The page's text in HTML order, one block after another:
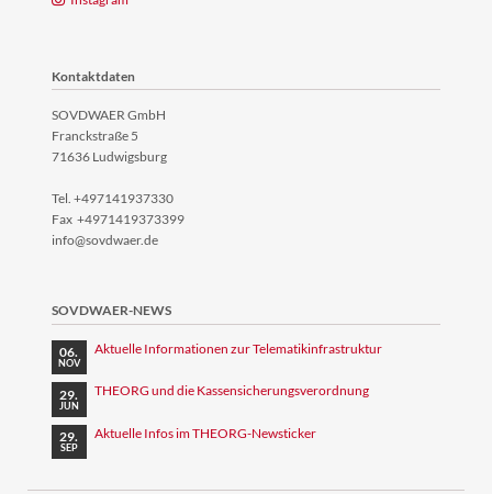
Kontaktdaten
SOVDWAER GmbH
Franckstraße 5
71636 Ludwigsburg
Tel. +497141937330
Fax +4971419373399
info@sovdwaer.de
SOVDWAER-NEWS
06.
NOV
Aktuelle Informationen zur Telematikinfrastruktur
29.
JUN
THEORG und die Kassensicherungsverordnung
29.
SEP
Aktuelle Infos im THEORG-Newsticker